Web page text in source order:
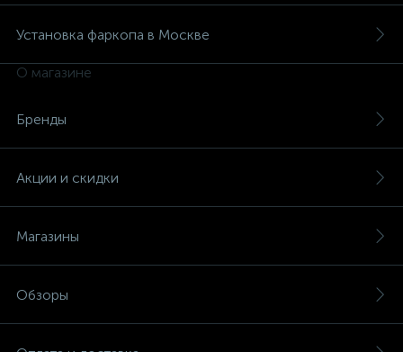
Установка фаркопа в Москве
О магазине
Бренды
Акции и скидки
Магазины
Обзоры